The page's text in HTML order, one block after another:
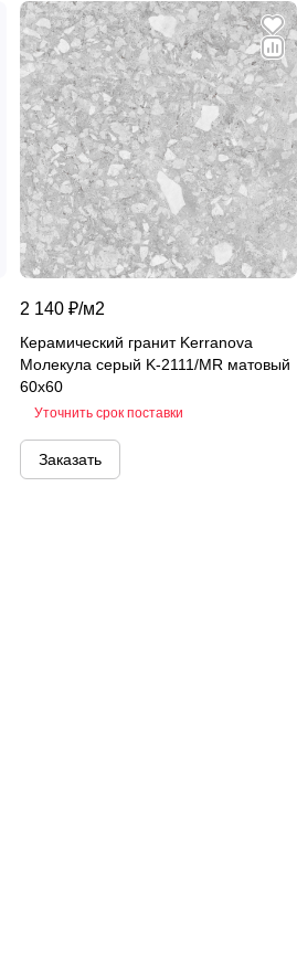
2 140 ₽/м2
Керамический гранит Kerranova
Молекула серый K-2111/MR матовый
60х60
Уточнить срок поставки
Заказать